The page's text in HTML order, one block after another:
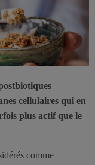
cellulaires qui en
plus actif que le
comme